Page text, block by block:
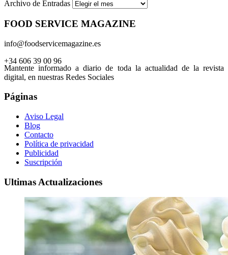
Archivo de Entradas
FOOD SERVICE MAGAZINE
info@foodservicemagazine.es
+34 606 39 00 96
Mantente informado a diario de toda la actualidad de la revista
digital, en nuestras Redes Sociales
Páginas
Aviso Legal
Blog
Contacto
Política de privacidad
Publicidad
Suscripción
Ultimas Actualizaciones